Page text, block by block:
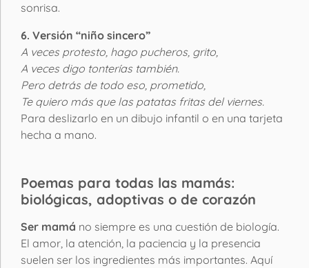
sonrisa.
6. Versión “niño sincero”
A veces protesto, hago pucheros, grito,
A veces digo tonterías también.
Pero detrás de todo eso, prometido,
Te quiero más que las patatas fritas del viernes.
Para deslizarlo en un dibujo infantil o en una tarjeta
hecha a mano.
Poemas para todas las mamás:
biológicas, adoptivas o de corazón
Ser mamá no siempre es una cuestión de biología.
El amor, la atención, la paciencia y la presencia
suelen ser los ingredientes más importantes. Aquí